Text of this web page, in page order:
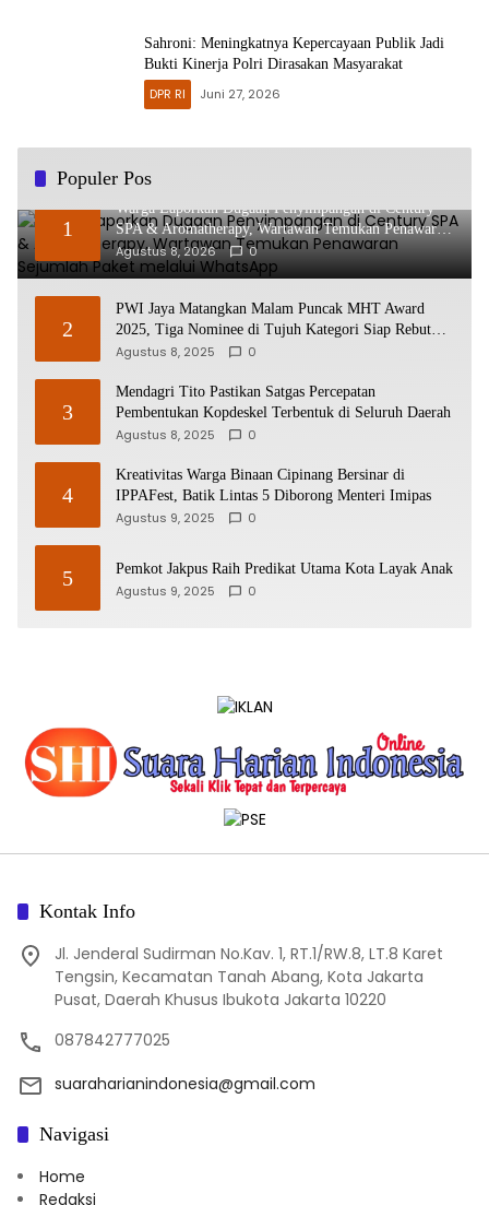
Sahroni: Meningkatnya Kepercayaan Publik Jadi
Bukti Kinerja Polri Dirasakan Masyarakat
DPR RI Juni 27, 2026
Populer Pos
1
Warga Laporkan Dugaan Penyimpangan di Century
SPA & Aromatherapy, Wartawan Temukan Penawaran
Sejumlah Paket melalui WhatsApp
Agustus 8, 2026 0
2
PWI Jaya Matangkan Malam Puncak MHT Award
2025, Tiga Nominee di Tujuh Kategori Siap Rebut
Penghargaan
Agustus 8, 2025 0
3
Mendagri Tito Pastikan Satgas Percepatan
Pembentukan Kopdeskel Terbentuk di Seluruh Daerah
Agustus 8, 2025 0
4
Kreativitas Warga Binaan Cipinang Bersinar di
IPPAFest, Batik Lintas 5 Diborong Menteri Imipas
Agustus 9, 2025 0
5 Pemkot Jakpus Raih Predikat Utama Kota Layak Anak
Agustus 9, 2025 0
Kontak Info
Jl. Jenderal Sudirman No.Kav. 1, RT.1/RW.8, LT.8 Karet
Tengsin, Kecamatan Tanah Abang, Kota Jakarta
Pusat, Daerah Khusus Ibukota Jakarta 10220
087842777025
suaraharianindonesia@gmail.com
Navigasi
Home
Redaksi